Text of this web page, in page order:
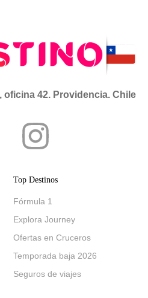
oficina 42. Providencia. Chile
Top Destinos
Fórmula 1
Explora Journey
Ofertas en Cruceros
Temporada baja 2026
Seguros de viajes